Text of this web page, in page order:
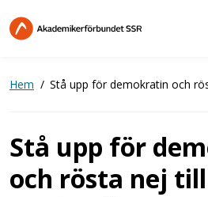
till
Hem Stå upp för demokratin och
Stå upp för
och rösta nej till